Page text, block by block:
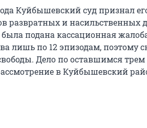
Куйбышевский суд признал
развратных и насильственных
подана кассационная
лишь по 12 эпизодам, поэтому
Дело по оставшимся трем
в Куйбышевский